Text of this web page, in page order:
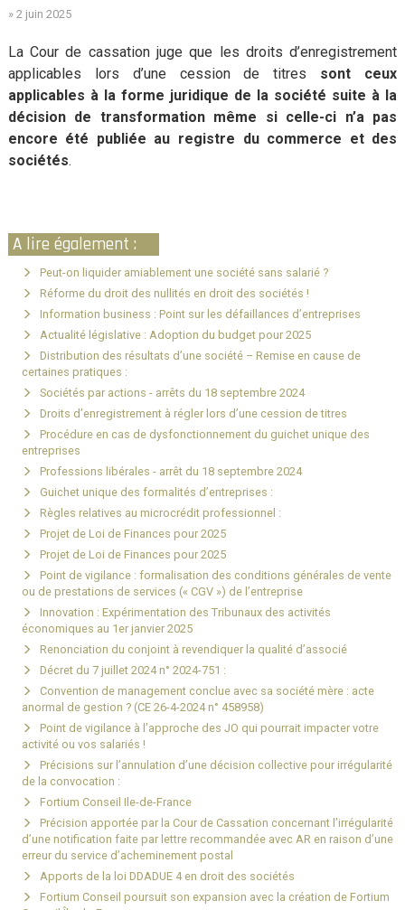
» 2 juin 2025
La Cour de cassation juge que les droits d’enregistrement
applicables lors d’une cession de titres sont ceux
applicables à la forme juridique de la société suite à la
décision de transformation même si celle-ci n’a pas
encore été publiée au registre du commerce et des
sociétés.
A lire également :
Peut-on liquider amiablement une société sans salarié ?
Réforme du droit des nullités en droit des sociétés !
Information business : Point sur les défaillances d’entreprises
Actualité législative : Adoption du budget pour 2025
Distribution des résultats d’une société – Remise en cause de
certaines pratiques :
Sociétés par actions - arrêts du 18 septembre 2024
Droits d’enregistrement à régler lors d’une cession de titres
Procédure en cas de dysfonctionnement du guichet unique des
entreprises
Professions libérales - arrêt du 18 septembre 2024
Guichet unique des formalités d’entreprises :
Règles relatives au microcrédit professionnel :
Projet de Loi de Finances pour 2025
Projet de Loi de Finances pour 2025
Point de vigilance : formalisation des conditions générales de vente
ou de prestations de services (« CGV ») de l’entreprise
Innovation : Expérimentation des Tribunaux des activités
économiques au 1er janvier 2025
Renonciation du conjoint à revendiquer la qualité d’associé
Décret du 7 juillet 2024 n° 2024-751 :
Convention de management conclue avec sa société mère : acte
anormal de gestion ? (CE 26-4-2024 n° 458958)
Point de vigilance à l’approche des JO qui pourrait impacter votre
activité ou vos salariés !
Précisions sur l’annulation d’une décision collective pour irrégularité
de la convocation :
Fortium Conseil Ile-de-France
Précision apportée par la Cour de Cassation concernant l’irrégularité
d’une notification faite par lettre recommandée avec AR en raison d’une
erreur du service d’acheminement postal
Apports de la loi DDADUE 4 en droit des sociétés
Fortium Conseil poursuit son expansion avec la création de Fortium